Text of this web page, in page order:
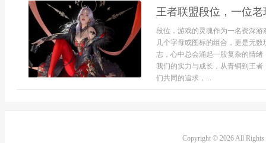
王者联盟段位，一位
段位，游戏的灵魂作为一名资深
几个字母或图标的组合，更是无
志，心中总会涌起一股复杂的情
我们的实力与成长，从青铜到王
们共同的追求，...
Copyright © 2026 All